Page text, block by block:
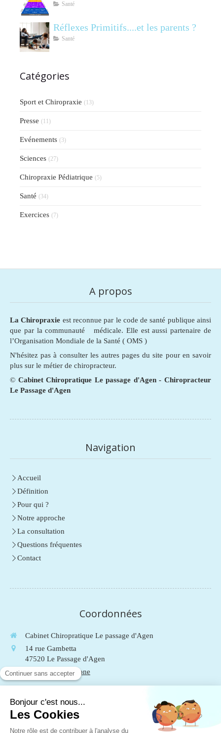
Santé
Réflexes Primitifs....et les parents ?
Santé
Catégories
Sport et Chiropraxie (13)
Presse (11)
Evénements (3)
Sciences (27)
Chiropraxie Pédiatrique (5)
Santé (34)
Exercices (7)
A propos
La Chiropraxie est reconnue par le code de santé publique ainsi
que par la communauté médicale. Elle est aussi partenaire de
l’Organisation Mondiale de la Santé ( OMS )
N'hésitez pas à consulter les autres pages du site pour en savoir
plus sur le métier de chiropracteur.
© Cabinet Chiropratique Le passage d'Agen - Chiropracteur
Le Passage d'Agen
Navigation
Accueil
Définition
Pour qui ?
Notre approche
La consultation
Questions fréquentes
Contact
Coordonnées
Cabinet Chiropratique Le passage d'Agen
14 rue Gambetta
47520 Le Passage d'Agen
Afficher le téléphone
LeSamedide9hà13h